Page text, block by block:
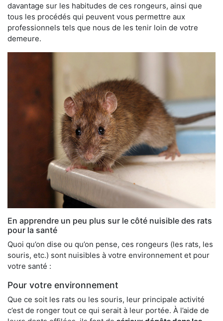
davantage sur les habitudes de ces rongeurs, ainsi que
tous les procédés qui peuvent vous permettre aux
professionnels tels que nous de les tenir loin de votre
demeure.
En apprendre un peu plus sur le côté nuisible des rats
pour la santé
Quoi qu’on dise ou qu’on pense, ces rongeurs (les rats, les
souris, etc.) sont nuisibles à votre environnement et pour
votre santé :
Pour votre environnement
Que ce soit les rats ou les souris, leur principale activité
c’est de ronger tout ce qui serait à leur portée. À l’aide de